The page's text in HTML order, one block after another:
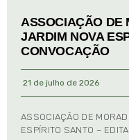
ASSOCIAÇÃO DE
JARDIM NOVA
CONVOCAÇÃO
21 de julho de 2026
ASSOCIAÇÃO DE
ESPÍRITO SANTO –